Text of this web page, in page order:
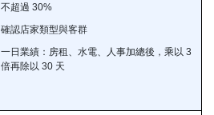
不超過 30%
確認店家類型與客群
一日業績：房租、水電、人事加總後，乘以 3
倍再除以 30 天